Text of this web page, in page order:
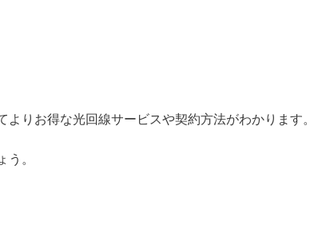
りお得な光回線サービスや契約方法がわかります。
う。